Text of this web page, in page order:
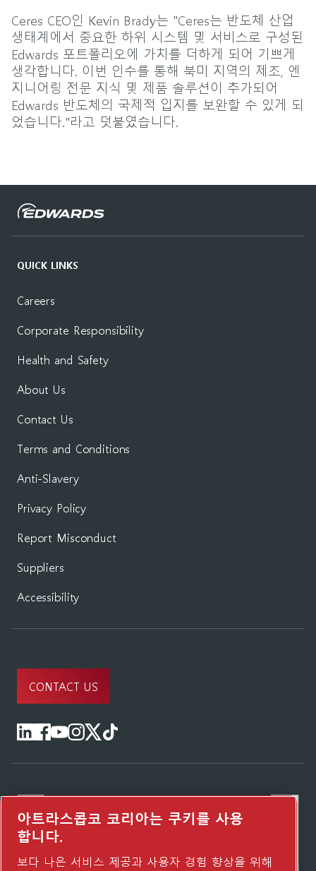
Ceres CEO인 Kevin Brady는 "Ceres는 반도체 산업
생태계에서 중요한 하위 시스템 및 서비스로 구성된
Edwards 포트폴리오에 가치를 더하게 되어 기쁘게
생각합니다. 이번 인수를 통해 북미 지역의 제조, 엔
지니어링 전문 지식 및 제품 솔루션이 추가되어
Edwards 반도체의 국제적 입지를 보완할 수 있게 되
었습니다."라고 덧붙였습니다.
QUICK LINKS
Careers
Corporate Responsibility
Health and Safety
About Us
Contact Us
Terms and Conditions
Anti-Slavery
Privacy Policy
Report Misconduct
Suppliers
Accessibility
CONTACT US
아트라스콥코 코리아는 쿠키를 사용
합니다.
보다 나은 서비스 제공과 사용자 경험 향상을 위해